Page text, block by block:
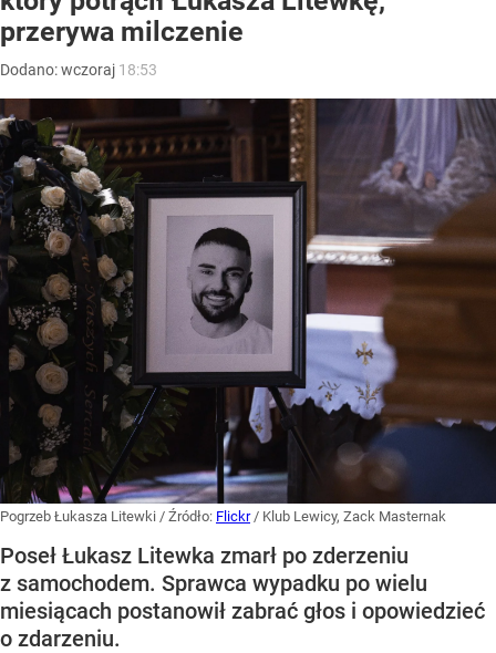
przerywa milczenie
Dodano:wczoraj 18:53
Pogrzeb Łukasza Litewki / Źródło: Flickr / Klub Lewicy, Zack Masternak
Poseł Łukasz Litewka zmarł po zderzeniu
z samochodem. Sprawca wypadku po wielu
miesiącach postanowił zabrać głos i opowiedzieć
o zdarzeniu.